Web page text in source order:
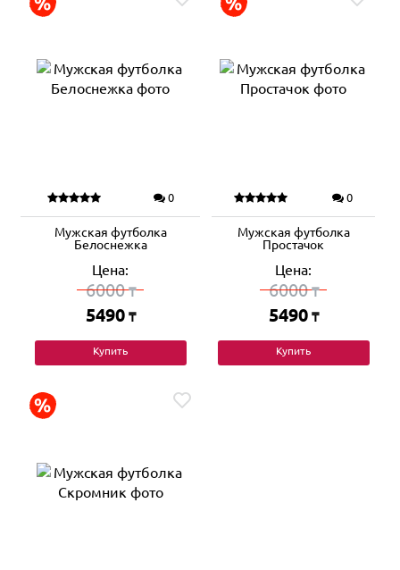
0
Мужская футболка
Белоснежка
Цена:
6000₸
5490 ₸
Купить
0
Мужская футболка
Простачок
Цена:
6000₸
5490 ₸
Купить